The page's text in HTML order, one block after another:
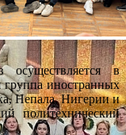
осуществляется в
группа иностранных
Непала, Нигерии и
политехнический